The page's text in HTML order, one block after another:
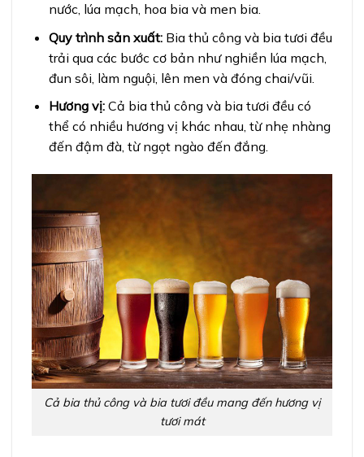
nước, lúa mạch, hoa bia và men bia.
Quy trình sản xuất:Bia thủ công và bia tươi đều
trải qua các bước cơ bản như nghiền lúa mạch,
đun sôi, làm nguội, lên men và đóng chai/vũi.
Hương vị:Cả bia thủ công và bia tươi đều có
thể có nhiều hương vị khác nhau, từ nhẹ nhàng
đến đậm đà, từ ngọt ngào đến đắng.
Cả bia thủ công và bia tươi đều mang đến hương vị
tươi mát